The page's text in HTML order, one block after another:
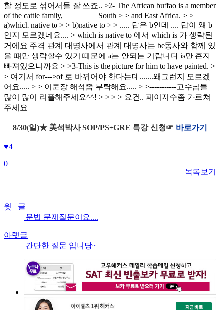
할 정도로 섞어서들 잘 쓰죠.. >2- The African buffao is a member
of the cattle family, ________ South > > and East Africa. > >
a)which native to > > b)native to > > ..... 답은 b인데 ,,,, 답이 왜 b
인지 모르겠네요.... > which is native to 에서 which is 가 생략된
거에요 주격 관계 대명사에서 관계 대명사는 be동사와 함께 있
을 떄만 생략할수 있기 때문에 a는 안되는 거랍니다 is만 혼자
빠져있으니까요 > >3-This is the picture for him to have painted. >
> 여기서 for--->of 로 바뀌어야 한다는데.......왜그런지 모르겠
어요..... > > 이문장 해석좀 부탁해요..... > >-----------고수님들
많이 많이 리플해주세요^^! > > > > 요건.. 페이지수좀 가르쳐
주세요
8/30(일)★ 美석박사 SOP/PS+GRE 특강 신청☞ 바로가기
♥4
목록보기
0
윗 글
문법 문제질문이요....
아랫글
간단한 질문 입니당~